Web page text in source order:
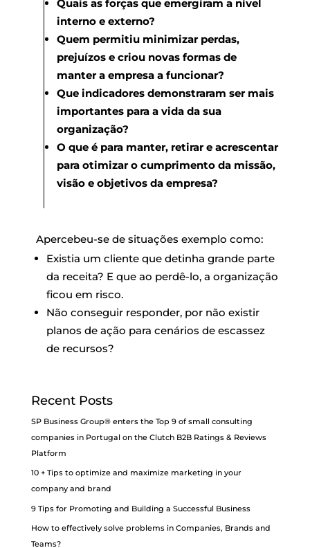
Quais as forças que emergiram a nível
interno e externo?
Quem permitiu minimizar perdas,
prejuízos e criou novas formas de
manter a empresa a funcionar?
Que indicadores demonstraram ser mais
importantes para a vida da sua
organização?
O que é para manter, retirar e acrescentar
para otimizar o cumprimento da missão,
visão e objetivos da empresa?
Apercebeu-se de situações exemplo como:
Existia um cliente que detinha grande parte
da receita? E que ao perdê-lo, a organização
ficou em risco.
Não conseguir responder, por não existir
planos de ação para cenários de escassez
de recursos?
Recent Posts
SP Business Group® enters the Top 9 of small consulting
companies in Portugal on the Clutch B2B Ratings & Reviews
Platform
10 + Tips to optimize and maximize marketing in your
company and brand
9 Tips for Promoting and Building a Successful Business
How to effectively solve problems in Companies, Brands and
Teams?